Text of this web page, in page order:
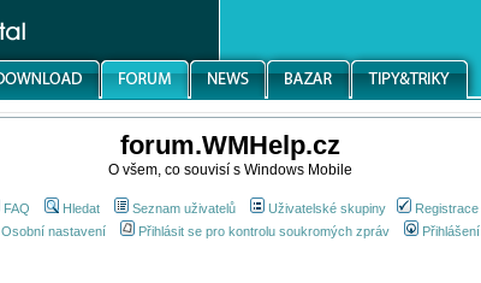
forum.WMHelp.cz
O všem, co souvisí s Windows Mobile
FAQ Hledat Seznam uživatelů Uživatelské skupiny
Registrace
Osobní nastavení
Přihlásit se pro kontrolu soukromých zpráv Přihlášení